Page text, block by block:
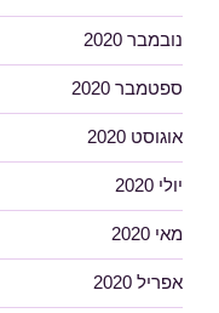
נובמבר 2020
ספטמבר 2020
אוגוסט 2020
יולי 2020
מאי 2020
אפריל 2020